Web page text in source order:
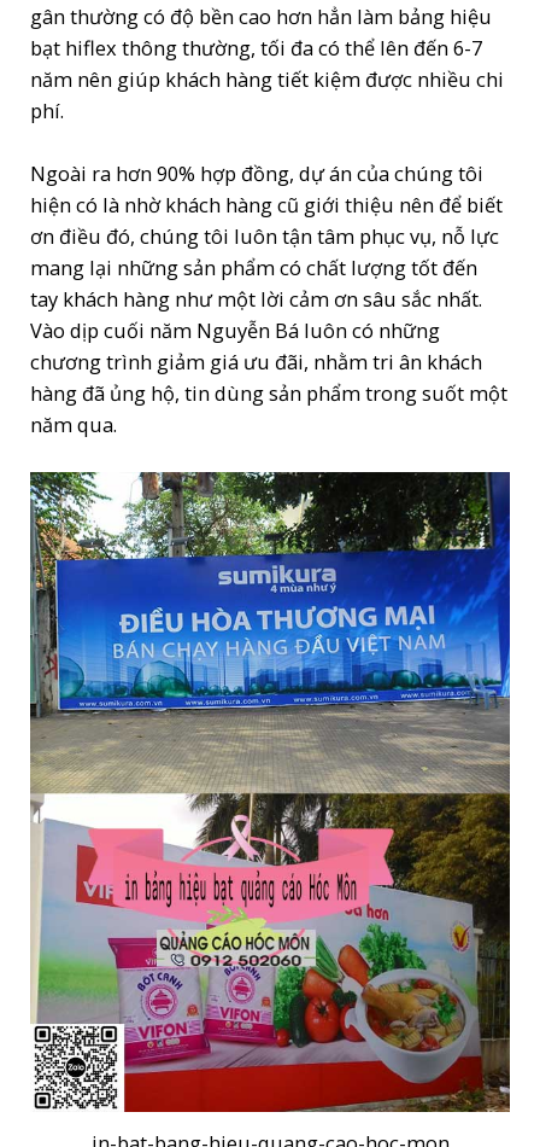
gân thường có độ bền cao hơn hẳn làm bảng hiệu
bạt hiflex thông thường, tối đa có thể lên đến 6-7
năm nên giúp khách hàng tiết kiệm được nhiều chi
phí.
Ngoài ra hơn 90% hợp đồng, dự án của chúng tôi
hiện có là nhờ khách hàng cũ giới thiệu nên để biết
ơn điều đó, chúng tôi luôn tận tâm phục vụ, nỗ lực
mang lại những sản phẩm có chất lượng tốt đến
tay khách hàng như một lời cảm ơn sâu sắc nhất.
Vào dịp cuối năm Nguyễn Bá luôn có những
chương trình giảm giá ưu đãi, nhằm tri ân khách
hàng đã ủng hộ, tin dùng sản phẩm trong suốt một
năm qua.